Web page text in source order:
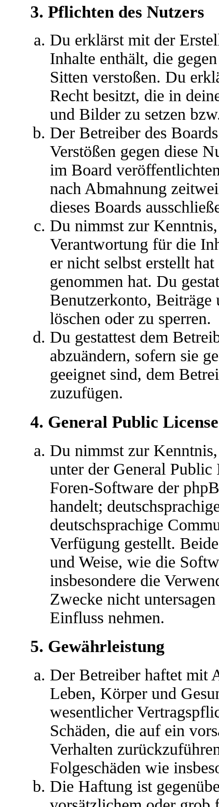
3. Pflichten des Nutzers
Du erklärst mit der
Inhalte enthält, die
Sitten verstoßen. Du
Recht besitzt, die in
und Bilder zu setzen
Der Betreiber des
Verstößen gegen diese
im Board
nach Abmahnung
dieses Boards
Du nimmst zur
Verantwortung für die
er nicht selbst erstellt
genommen hat. Du
Benutzerkonto,
löschen oder zu sperren.
Du gestattest dem
abzuändern, sofern sie
geeignet sind, dem
zuzufügen.
4. General Public License
Du nimmst zur
unter der General
Foren-Software der
handelt;
deutschsprachige
Verfügung gestellt.
und Weise, wie die
insbesondere die
Zwecke nicht
Einfluss nehmen.
5. Gewährleistung
Der Betreiber haftet mit
Leben, Körper und
wesentlicher
Schäden, die auf ein
Verhalten
Folgeschäden wie
Die Haftung ist